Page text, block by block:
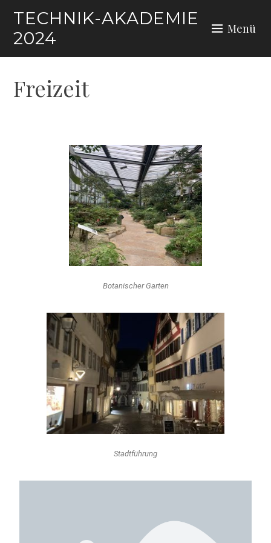
TECHNIK-AKADEMIE
2024
Menü
Freizeit
Botanischer Garten
Stadtführung